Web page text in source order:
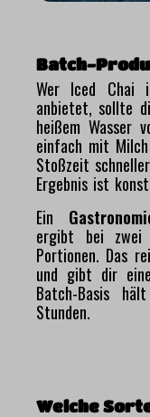
Batch-
Wer Iced Chai
anbietet, sollte
heißem Wasser
einfach mit
Stoßzeit
Ergebnis ist
Ein
ergibt bei zwei
Portionen. Das
und gibt dir
Batch-Basis
Stunden.
Welche